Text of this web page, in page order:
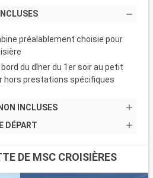
préalablement choisie pour
du dîner du 1er soir au petit
hors prestations spécifiques
INCLUSES
DÉPART
DE MSC CROISIÈRES